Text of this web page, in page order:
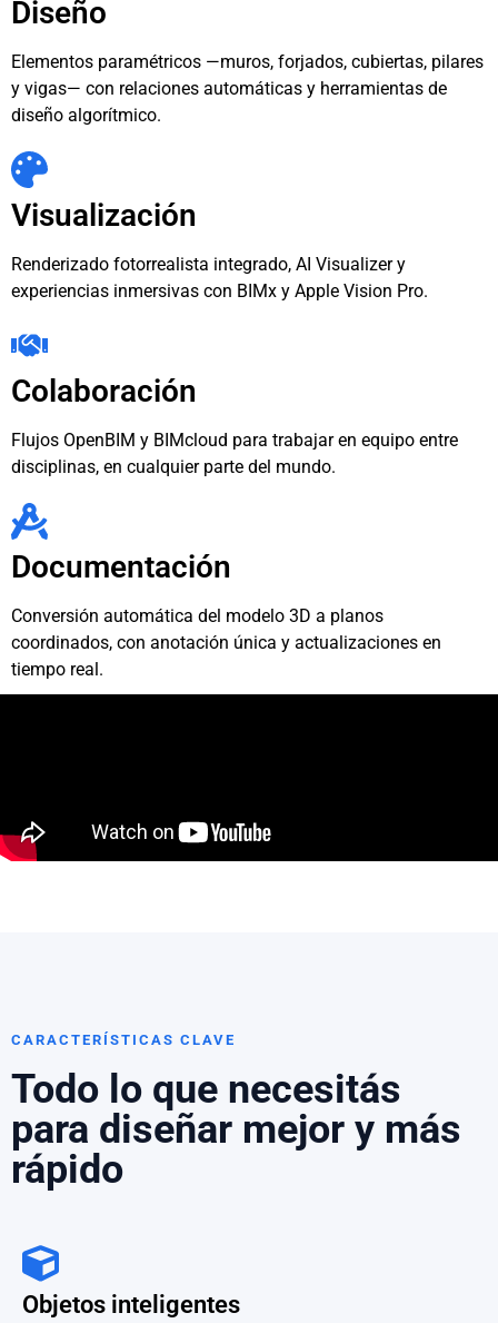
Diseño
Elementos paramétricos —muros, forjados, cubiertas, pilares
y vigas— con relaciones automáticas y herramientas de
diseño algorítmico.
Visualización
Renderizado fotorrealista integrado, AI Visualizer y
experiencias inmersivas con BIMx y Apple Vision Pro.
Colaboración
Flujos OpenBIM y BIMcloud para trabajar en equipo entre
disciplinas, en cualquier parte del mundo.
Documentación
Conversión automática del modelo 3D a planos
coordinados, con anotación única y actualizaciones en
tiempo real.
CARACTERÍSTICAS CLAVE
Todo lo que necesitás
para diseñar mejor y más
rápido
Objetos inteligentes